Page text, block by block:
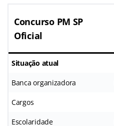
Concurso PM SP
Oficial
Situação atual
Banca organizadora
Cargos
Escolaridade